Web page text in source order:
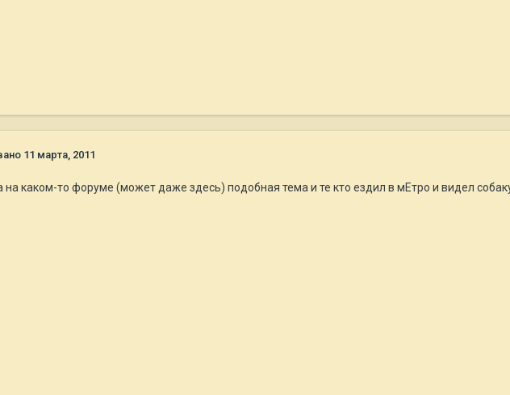
11 марта, 2011
каком-то форуме (может даже здесь) подобная тема и те кто ездил в мЕтро и видел